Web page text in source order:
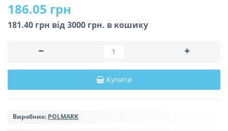
186.05 грн
181.40 грн вiд 3000 грн. в кошику
Купити
Виробник: POLMARK